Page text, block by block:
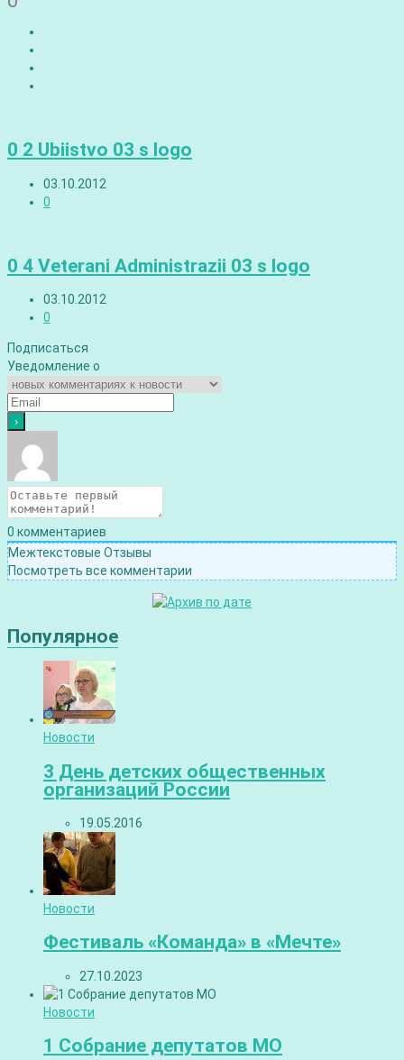
0 2 Ubiistvo 03 s logo
03.10.2012
0
0 4 Veterani Administrazii 03 s logo
03.10.2012
0
Подписаться
Уведомление о
0 комментариев
Межтекстовые Отзывы
Посмотреть все комментарии
Популярное
Новости
3 День детских общественных
организаций России
19.05.2016
Новости
Фестиваль «Команда» в «Мечте»
27.10.2023
Новости
1 Собрание депутатов МО